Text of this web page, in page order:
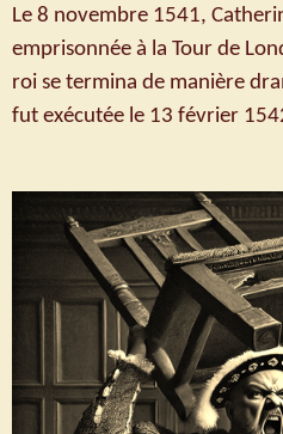
Le 8 novembre 1541,
emprisonnée à la Tour de
roi se termina de manière
fut exécutée le 13 février